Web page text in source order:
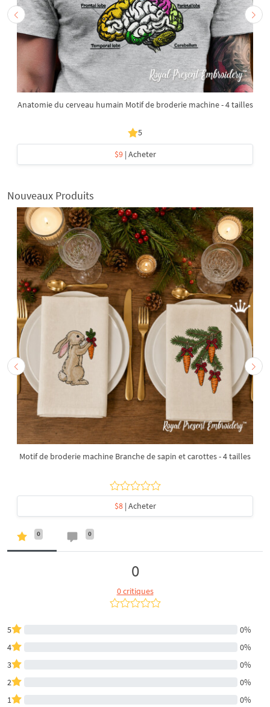
Anatomie du cerveau humain Motif de broderie machine - 4 tailles
5
$9| Acheter
Nouveaux Produits
Motif de broderie machine Branche de sapin et carottes - 4 tailles
$8| Acheter
0 0
0
0 critiques
5
0%
4
0%
3
0%
2
0%
1
0%